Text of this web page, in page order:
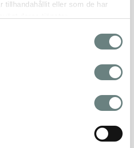
tillhandahållit eller som de har
RÅD OM DIN NYA